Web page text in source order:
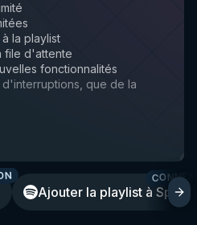
la playlist
file d'attente
fonctionnalités
d'interruptions, que de la
Ajouter la playlist à